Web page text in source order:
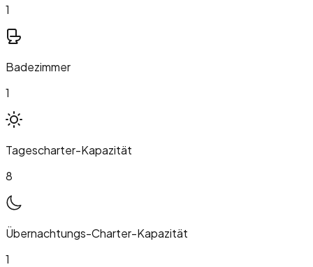
1
Badezimmer
1
Tagescharter-Kapazität
8
Übernachtungs-Charter-Kapazität
1